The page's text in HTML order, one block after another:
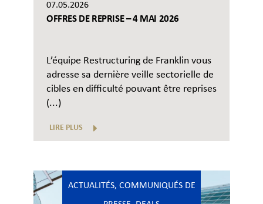
07.05.2026
OFFRES DE REPRISE – 4 MAI 2026
L’équipe Restructuring de Franklin vous
adresse sa dernière veille sectorielle de
cibles en difficulté pouvant être reprises
(...)
LIRE PLUS
ACTUALITÉS, COMMUNIQUÉS DE